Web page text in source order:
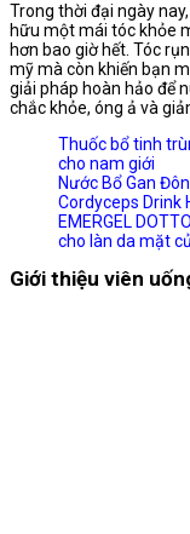
Trong thời đại ngày
hữu một mái tóc khỏe
hơn bao giờ hết. Tóc
mỹ mà còn khiến bạn
giải pháp hoàn hảo để
chắc khỏe, óng ả và
Thuốc bổ tinh
cho nam giới
Nước Bổ Gan
Cordyceps Drink
EMERGEL
cho làn da mặt
Giới thiệu viên